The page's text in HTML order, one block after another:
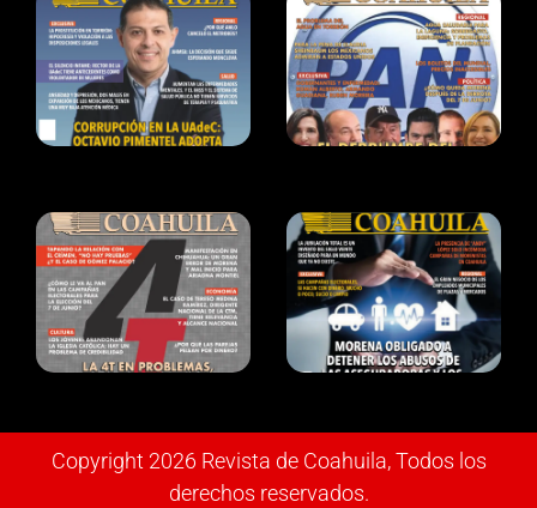
Copyright 2026 Revista de Coahuila, Todos los
derechos reservados.